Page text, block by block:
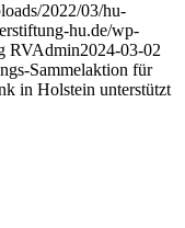
2022/03/hu-
hu.de/wp-
RVAdmin2024-03-02
Sammelaktion für
in Holstein unterstützt